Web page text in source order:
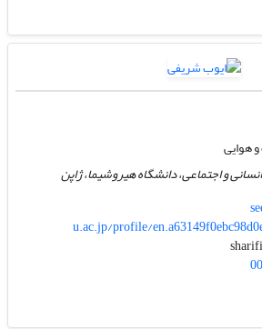
هوایی
و اجتماعی، دانشگاه هیروشیما، ژاپن
u.ac.jp/profile/